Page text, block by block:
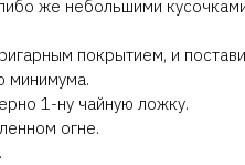
же небольшими
покрытием, и
минимума.
1-ну чайную ложку.
огне.